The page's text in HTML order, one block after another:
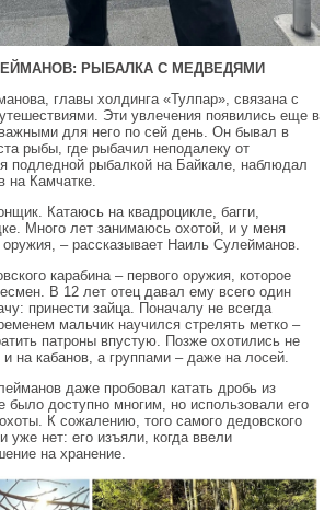
РЫБАЛКА С МЕДВЕДЯМИ
главы холдинга «Тулпар», связана с
Эти увлечения появились еще в
для него по сей день. Он бывал в
рыбы, где рыбачил неподалеку от
подледной рыбалкой на Байкале, наблюдал
на Камчатке.
Катаюсь на квадроцикле, багги,
Много лет занимаюсь охотой, и у меня
– рассказывает Наиль Сулейманов.
карабина – первого оружия, которое
В 12 лет отец давал ему всего один
принести зайца. Поначалу не всегда
мальчик научился стрелять метко –
патроны впустую. Позже охотились не
и на кабанов, а группами – даже на лосей.
даже пробовал катать дробь из
было доступно многим, но использовали его
К сожалению, того самого дедовского
уже нет: его изъяли, когда ввели
на хранение.